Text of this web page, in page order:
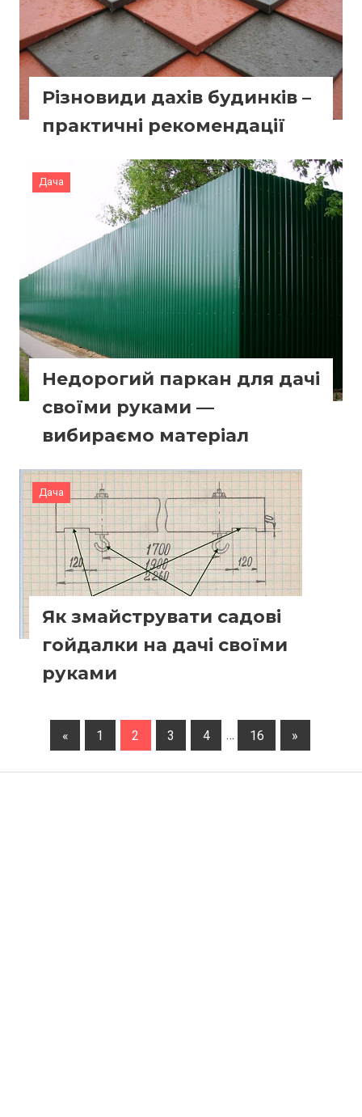
Різновиди дахів будинків –
практичні рекомендації
Дача
Недорогий паркан для дачі
своїми руками —
вибираємо матеріал
Дача
Як змайструвати садові
гойдалки на дачі своїми
руками
Пагинация
«Previous
Posts
1 2 3 4 … 16
Next
Posts
»